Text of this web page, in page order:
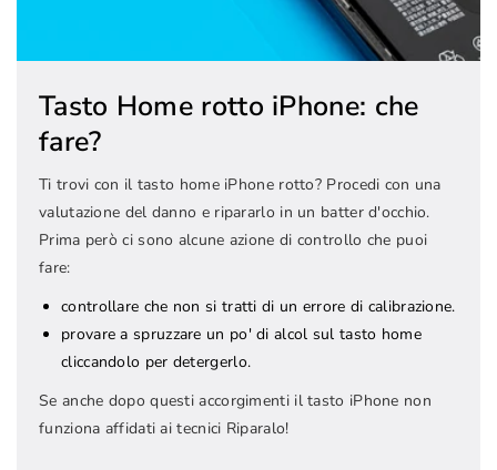
Tasto Home rotto iPhone: che
fare?
Ti trovi con il tasto home iPhone rotto? Procedi con una
valutazione del danno e ripararlo in un batter d'occhio.
Prima però ci sono alcune azione di controllo che puoi
fare:
controllare che non si tratti di un errore di calibrazione.
provare a spruzzare un po' di alcol sul tasto home
cliccandolo per detergerlo.
Se anche dopo questi accorgimenti il tasto iPhone non
funziona affidati ai tecnici Riparalo!